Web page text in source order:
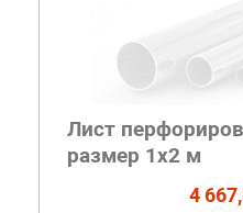
Лист
размер 1х2 м
4